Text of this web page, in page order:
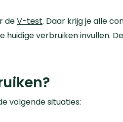
deV-test. Daar krijg je alle
huidige verbruiken invullen.
volgende situaties: